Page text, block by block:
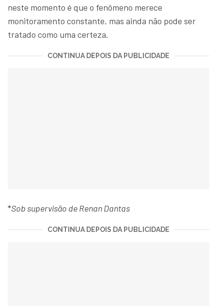
neste momento é que o fenômeno merece
monitoramento constante, mas ainda não pode ser
tratado como uma certeza.
CONTINUA DEPOIS DA PUBLICIDADE
*Sob supervisão de Renan Dantas
CONTINUA DEPOIS DA PUBLICIDADE